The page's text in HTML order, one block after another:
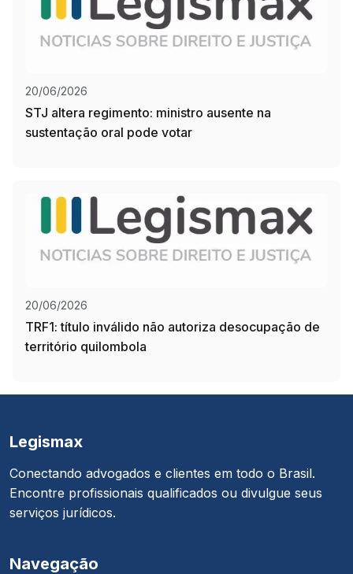
20/06/2026
STJ altera regimento: ministro ausente na
sustentação oral pode votar
20/06/2026
TRF1: título inválido não autoriza desocupação de
território quilombola
Legismax
Conectando advogados e clientes em todo o Brasil.
Encontre profissionais qualificados ou divulgue seus
serviços jurídicos.
Navegação